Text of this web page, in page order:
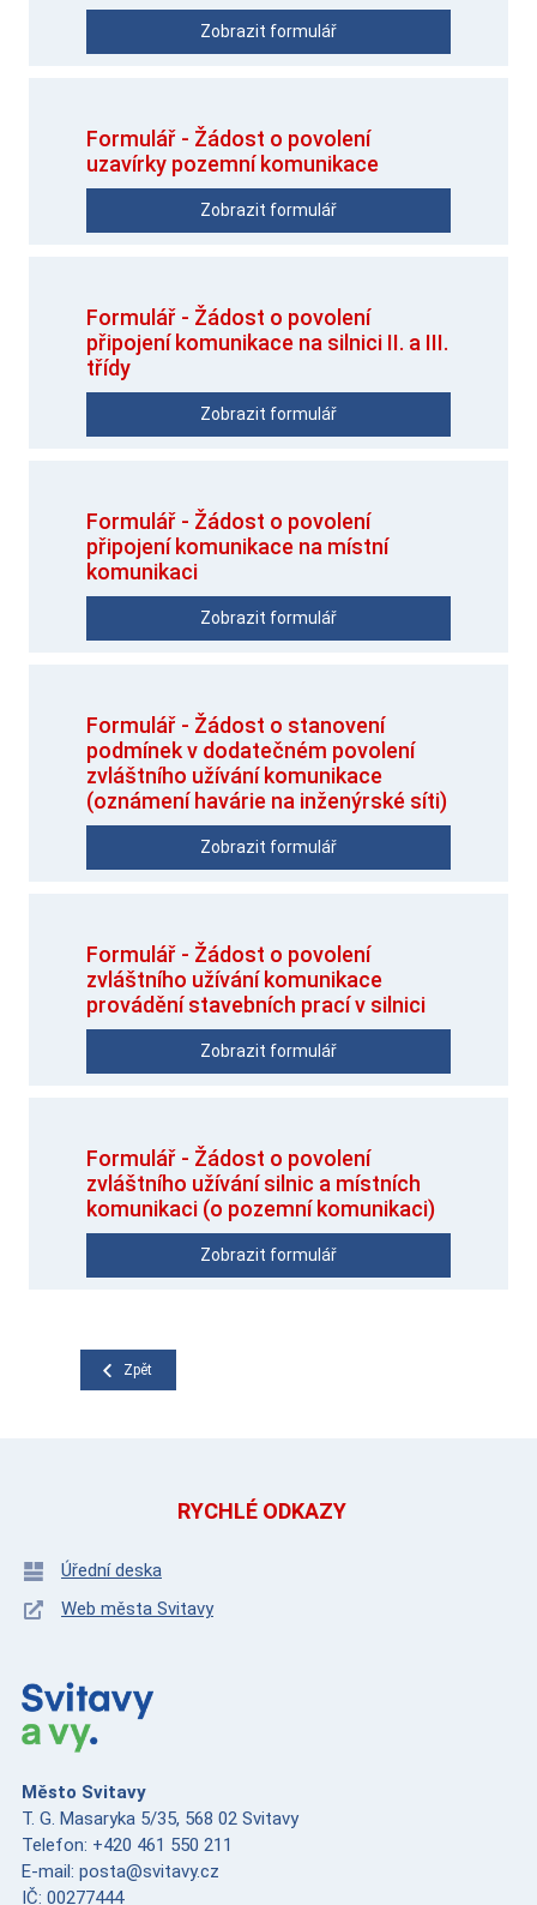
Zobrazit formulář
Formulář - Žádost o povolení
uzavírky pozemní komunikace
Zobrazit formulář
Formulář - Žádost o povolení
připojení komunikace na silnici II. a III.
třídy
Zobrazit formulář
Formulář - Žádost o povolení
připojení komunikace na místní
komunikaci
Zobrazit formulář
Formulář - Žádost o stanovení
podmínek v dodatečném povolení
zvláštního užívání komunikace
(oznámení havárie na inženýrské síti)
Zobrazit formulář
Formulář - Žádost o povolení
zvláštního užívání komunikace
provádění stavebních prací v silnici
Zobrazit formulář
Formulář - Žádost o povolení
zvláštního užívání silnic a místních
komunikaci (o pozemní komunikaci)
Zobrazit formulář
Zpět
RYCHLÉ ODKAZY
Úřední deska
Web města Svitavy
Město Svitavy
T. G. Masaryka 5/35, 568 02 Svitavy
Telefon: +420 461 550 211
E-mail: posta@svitavy.cz
IČ: 00277444